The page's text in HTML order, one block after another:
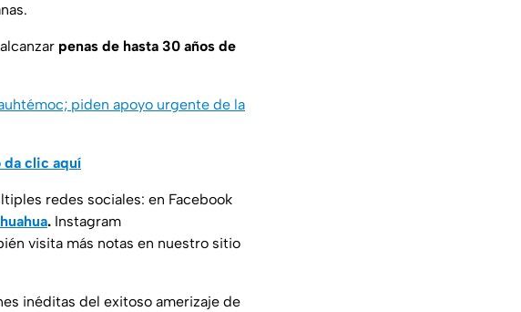
penas de hasta 30 años de
piden apoyo urgente de la
da clic aquí
redes sociales: en Facebook
. Instagram
visita más notas en nuestro sitio
inéditas del exitoso amerizaje de